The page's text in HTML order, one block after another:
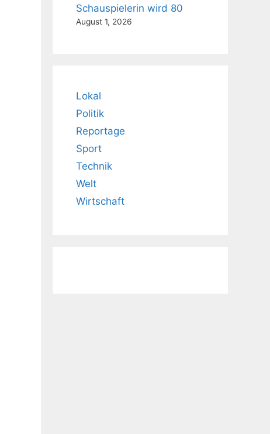
Schauspielerin wird 80
August 1, 2026
Lokal
Politik
Reportage
Sport
Technik
Welt
Wirtschaft